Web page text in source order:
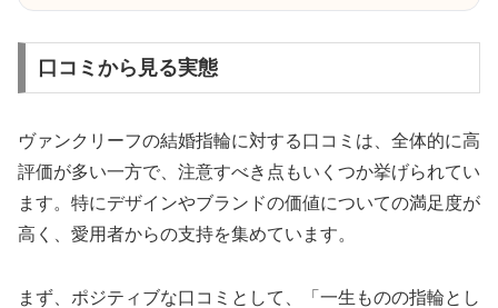
口コミから見る実態
ヴァンクリーフの結婚指輪に対する口コミは、全体的に高
評価が多い一方で、注意すべき点もいくつか挙げられてい
ます。特にデザインやブランドの価値についての満足度が
高く、愛用者からの支持を集めています。
まず、ポジティブな口コミとして、「一生ものの指輪とし